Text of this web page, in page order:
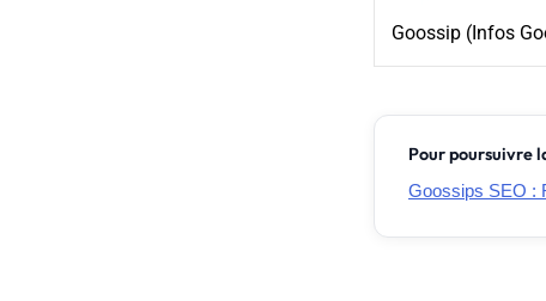
Goossip (Infos
Pour poursuivre
Goossips SEO :